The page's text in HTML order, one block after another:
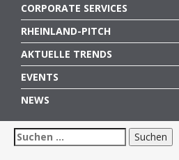
CORPORATE SERVICES
RHEINLAND-PITCH
AKTUELLE TRENDS
EVENTS
NEWS
Suchen
nach: